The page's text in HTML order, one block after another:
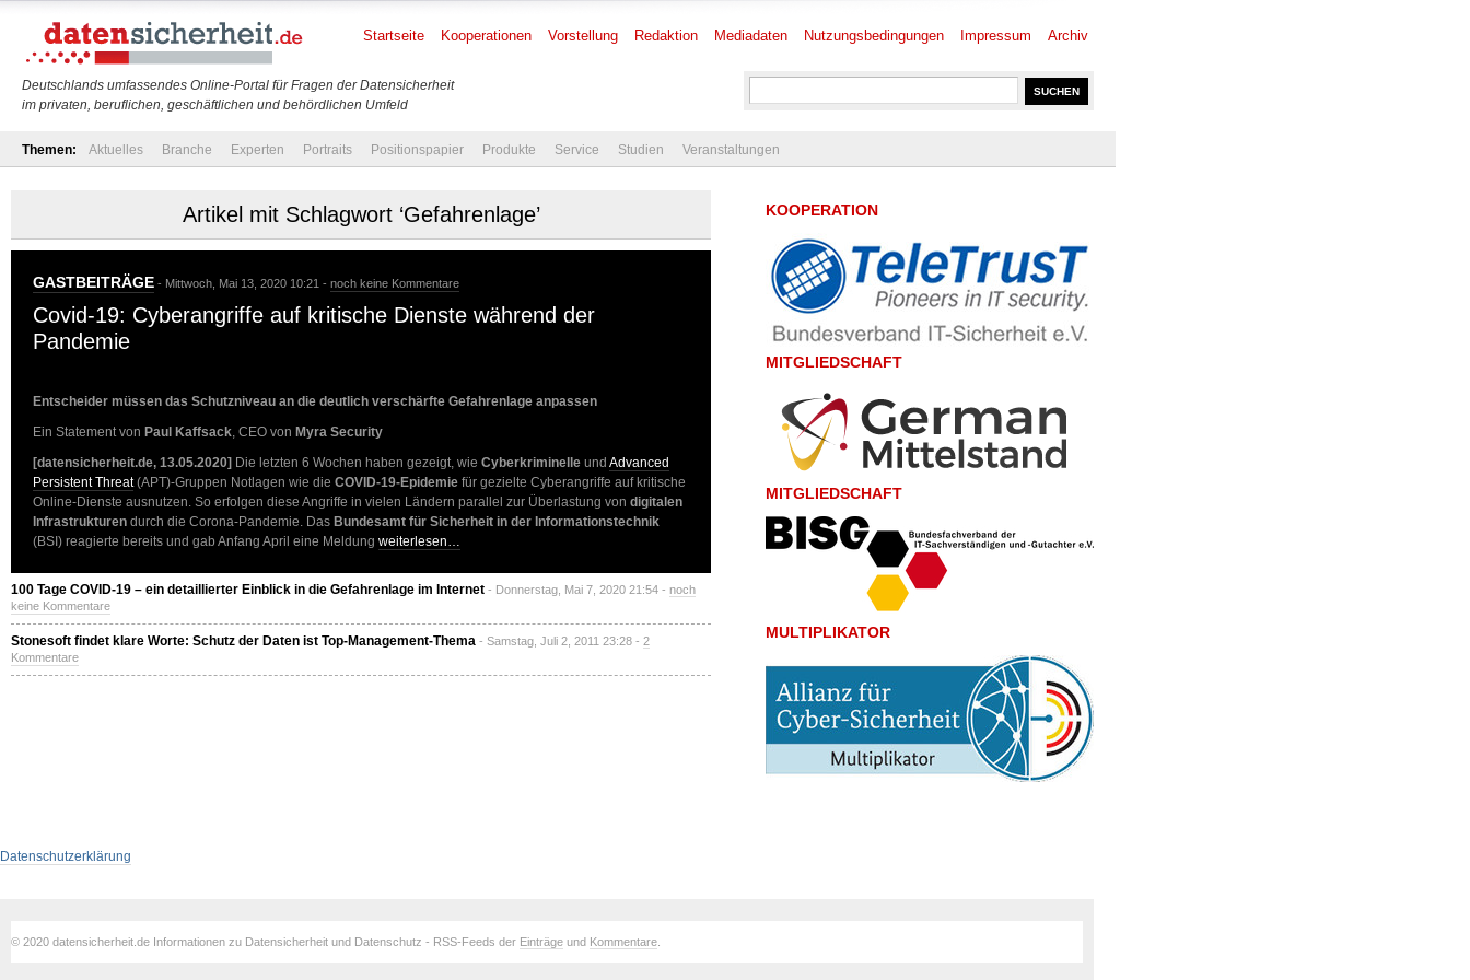
Deutschlands umfassendes Online-Portal für Fragen der Datensicherheit
im privaten, beruflichen, geschäftlichen und behördlichen Umfeld
Startseite Kooperationen Vorstellung Redaktion Mediadaten Nutzungsbedingungen Impressum Archiv
Themen: Aktuelles Branche Experten Portraits Positionspapier Produkte Service Studien Veranstaltungen
Artikel mit Schlagwort ‘Gefahrenlage’
GASTBEITRÄGE - Mittwoch, Mai 13, 2020 10:21 - noch keine Kommentare
Covid-19: Cyberangriffe auf kritische Dienste während der
Pandemie
Entscheider müssen das Schutzniveau an die deutlich verschärfte Gefahrenlage anpassen
Ein Statement von Paul Kaffsack, CEO von Myra Security
[datensicherheit.de, 13.05.2020] Die letzten 6 Wochen haben gezeigt, wie Cyberkriminelle und Advanced
Persistent Threat(APT)-Gruppen Notlagen wie die COVID-19-Epidemie für gezielte Cyberangriffe auf kritische
Online-Dienste ausnutzen. So erfolgen diese Angriffe in vielen Ländern parallel zur Überlastung von digitalen
Infrastrukturen durch die Corona-Pandemie. Das Bundesamt für Sicherheit in der Informationstechnik
(BSI) reagierte bereits und gab Anfang April eine Meldung weiterlesen…
100 Tage COVID-19 – ein detaillierter Einblick in die Gefahrenlage im Internet - Donnerstag, Mai 7, 2020 21:54 - noch
keine Kommentare
Stonesoft findet klare Worte: Schutz der Daten ist Top-Management-Thema - Samstag, Juli 2, 2011 23:28 - 2
Kommentare
KOOPERATION
MITGLIEDSCHAFT
MITGLIEDSCHAFT
MULTIPLIKATOR
Datenschutzerklärung
© 2020 datensicherheit.de Informationen zu Datensicherheit und Datenschutz - RSS-Feeds der Einträge und Kommentare